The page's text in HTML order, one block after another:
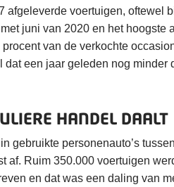
afgeleverde voertuigen, oftewel
juni van 2020 en het hoogste
procent van de verkochte
dat een jaar geleden nog minder
HANDEL DAALT
gebruikte personenauto’s
af. Ruim 350.000 voertuigen
en dat was een daling van